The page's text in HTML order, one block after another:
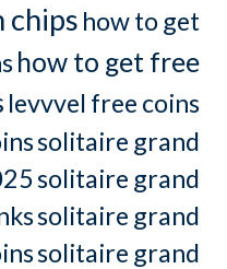
chips how to get
how to get free
levvvel free coins
solitaire grand
solitaire grand
solitaire grand
solitaire grand